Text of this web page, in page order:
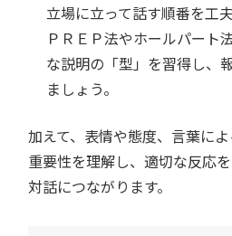
立場に立って話す順番を工
ＰＲＥＰ法やホールパート
な説明の「型」を習得し、
ましょう。
加えて、表情や態度、言葉に
重要性を理解し、適切な反応
対話につながります。